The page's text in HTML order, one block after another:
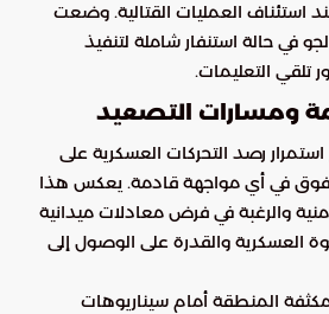
استئناف العمليات القتالية. وضعت
في حالة استنفار شاملة لتنفيذ
تلقي التعليمات.
ومسارات التصعيد
رصد التحركات العسكرية على
في أي مواجهة قادمة. يعكس هذا
والرغبة في فرض معادلات ميدانية
العسكرية والقدرة على الوصول إلى
المنطقة أمام سيناريوهات